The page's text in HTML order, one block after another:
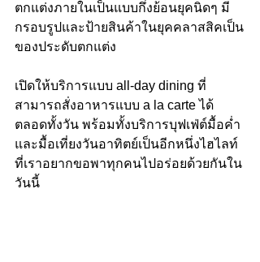
ตกแต่งภายในเป็นแบบกึ่งย้อนยุคนิดๆ มี
กรอบรูปและป้ายสินค้าในยุคคลาสสิคเป็น
ของประดับตกแต่ง
เปิดให้บริการแบบ all-day dining ที่
สามารถสั่งอาหารแบบ a la carte ได้
ตลอดทั้งวัน พร้อมทั้งบริการบุฟเฟ่ต์มื้อค่ำ
และมื้อเที่ยงวันอาทิตย์เป็นอีกหนึ่งไฮไลท์
ที่เราอยากขอพาทุกคนไปอร่อยด้วยกันใน
วันนี้